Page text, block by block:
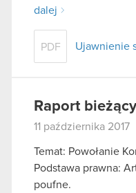
dalej
PDF Ujawnienie
Raport
11 października
Temat: Powołanie
Podstawa prawna:
poufne.